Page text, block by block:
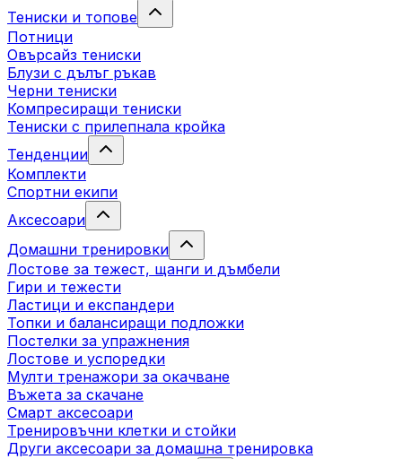
Тениски и топове
Потници
Овърсайз тениски
Блузи с дълъг ръкав
Черни тениски
Компресиращи тениски
Тениски с прилепнала кройка
Тенденции
Комплекти
Спортни екипи
Аксесоари
Домашни тренировки
Лостове за тежест, щанги и дъмбели
Гири и тежести
Ластици и експандери
Топки и балансиращи подложки
Постелки за упражнения
Лостове и успоредки
Мулти тренажори за окачване
Въжета за скачане
Смарт аксесоари
Тренировъчни клетки и стойки
Други аксесоари за домашна тренировка